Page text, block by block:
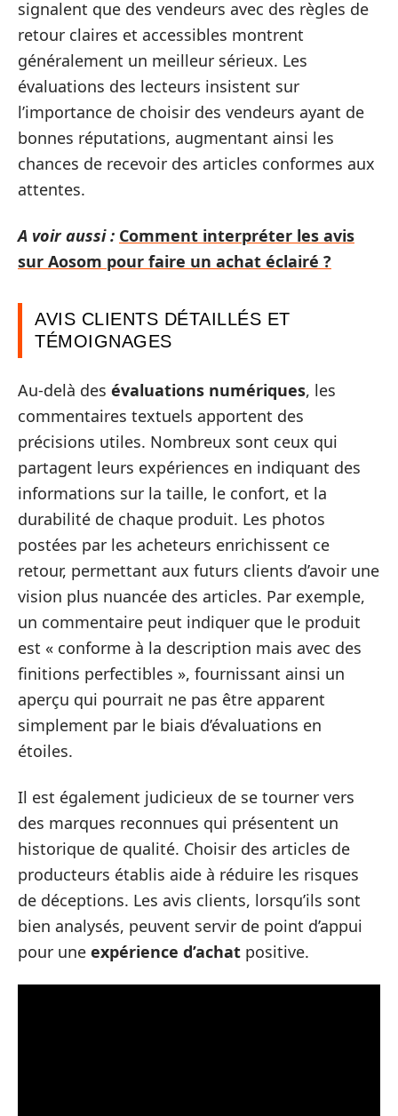
signalent que des vendeurs avec des règles de
retour claires et accessibles montrent
généralement un meilleur sérieux. Les
évaluations des lecteurs insistent sur
l’importance de choisir des vendeurs ayant de
bonnes réputations, augmentant ainsi les
chances de recevoir des articles conformes aux
attentes.
A voir aussi : Comment interpréter les avis
sur Aosom pour faire un achat éclairé ?
AVIS CLIENTS DÉTAILLÉS ET
TÉMOIGNAGES
Au-delà des évaluations numériques, les
commentaires textuels apportent des
précisions utiles. Nombreux sont ceux qui
partagent leurs expériences en indiquant des
informations sur la taille, le confort, et la
durabilité de chaque produit. Les photos
postées par les acheteurs enrichissent ce
retour, permettant aux futurs clients d’avoir une
vision plus nuancée des articles. Par exemple,
un commentaire peut indiquer que le produit
est « conforme à la description mais avec des
finitions perfectibles », fournissant ainsi un
aperçu qui pourrait ne pas être apparent
simplement par le biais d’évaluations en
étoiles.
Il est également judicieux de se tourner vers
des marques reconnues qui présentent un
historique de qualité. Choisir des articles de
producteurs établis aide à réduire les risques
de déceptions. Les avis clients, lorsqu’ils sont
bien analysés, peuvent servir de point d’appui
pour une expérience d’achat positive.